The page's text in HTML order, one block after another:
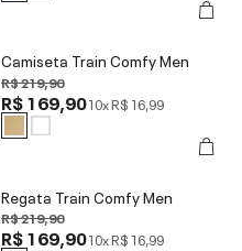
Camiseta Train Comfy Men
R$ 219,90
R$ 169,9010xR$ 16,99
Regata Train Comfy Men
R$ 219,90
R$ 169,9010xR$ 16,99